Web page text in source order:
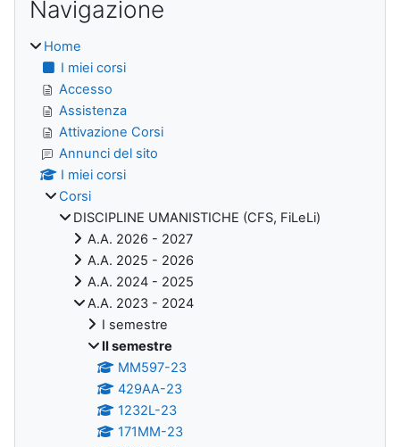
Navigazione
Home
I miei corsi
Accesso
Assistenza
Attivazione Corsi
Annunci del sito
I miei corsi
Corsi
DISCIPLINE UMANISTICHE (CFS, FiLeLi)
A.A. 2026 - 2027
A.A. 2025 - 2026
A.A. 2024 - 2025
A.A. 2023 - 2024
I semestre
II semestre
MM597-23
429AA-23
1232L-23
171MM-23